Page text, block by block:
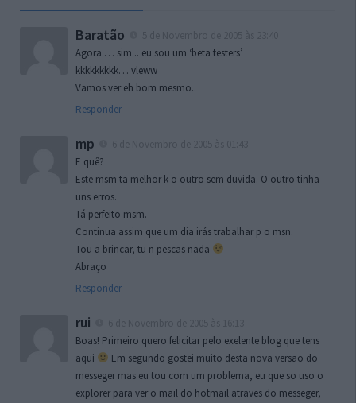
Baratão
Agora … sim .. eu sou um ‘beta testers’
kkkkkkkkk… vleww
Vamos ver eh bom mesmo..
Responder
mp
E quê?
Este msm ta melhor k o outro sem duvida. O outro tinha
uns erros.
Tá perfeito msm.
Continua assim que um dia irás trabalhar p o msn.
Tou a brincar, tu n pescas nada
Abraço
Responder
rui
Boas! Primeiro quero felicitar pelo exelente blog que tens
aqui
Em segundo gostei muito desta nova versao do
messeger mas eu tou com um problema, eu que so uso o
explorer para ver o mail do hotmail atraves do messeger,